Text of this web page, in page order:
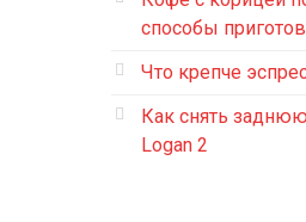
способы
Что крепче
Как снять
Logan 2